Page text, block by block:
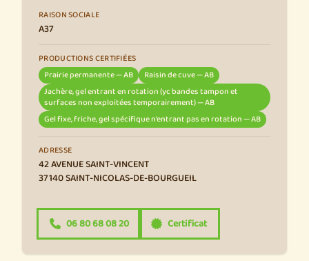
RAISON SOCIALE
A37
PRODUCTIONS CERTIFIÉES
Prairie permanente — AB
Raisin de cuve — AB
Jachère, gel entrant en rotation (yc bandes tampon et
surfaces non exploitées temporairement) — AB
Gel fixe, friche, gel spécifique n’entrant pas en rotation — AB
ADRESSE
42 AVENUE SAINT-VINCENT
37140 SAINT-NICOLAS-DE-BOURGUEIL
06 80 68 08 20 Certificat